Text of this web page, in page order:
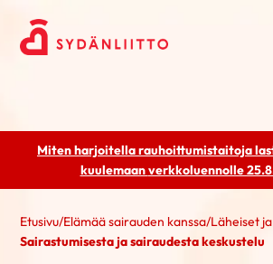
Miten harjoitella rauhoittumistaitoja
kuulemaanverkkoluennolle
Etusivu/Elämää sairauden kanssa/Läheiset
Sairastumisesta ja sairaudesta keskustelu